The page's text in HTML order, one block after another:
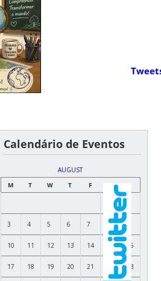
Calendário de Eventos
AUGUST
M
T W T F
3 4 5 6 7 8 9
10 11 12 13 14 15 16
17 18 19 20 21 22 23